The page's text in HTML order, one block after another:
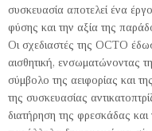
συσκευασία αποτελεί ένα
φύσης και την αξία της
Οι σχεδιαστές της OCTO
αισθητική, ενσωματώνοντας
σύμβολο της αειφορίας και
της συσκευασίας
διατήρηση της φρεσκάδας